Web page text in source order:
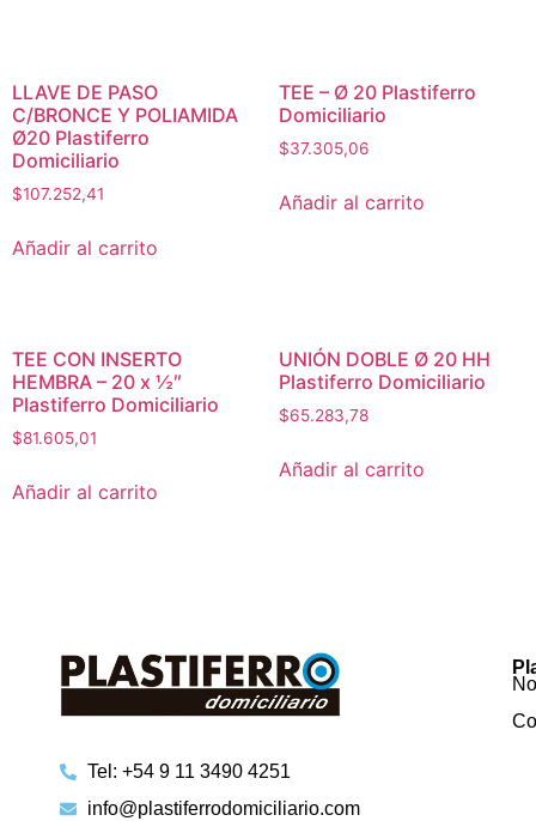
LLAVE DE PASO
C/BRONCE Y POLIAMIDA
Ø20 Plastiferro
Domiciliario
$107.252,41
Añadir al carrito
TEE – Ø 20 Plastiferro
Domiciliario
$37.305,06
Añadir al carrito
TEE CON INSERTO
HEMBRA – 20 x ½″
Plastiferro Domiciliario
$81.605,01
Añadir al carrito
UNIÓN DOBLE Ø 20 HH
Plastiferro Domiciliario
$65.283,78
Añadir al carrito
Tel: +54 9 11 3490 4251
info@plastiferrodomiciliario.com